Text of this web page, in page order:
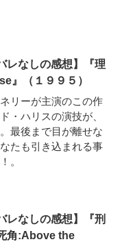
レなしの感想】『理
』（１９９５）
リーが主演のこの作
・ハリスの演技が、
最後まで目が離せな
たも引き込まれる事
。
レなしの感想】『刑
角:Above the